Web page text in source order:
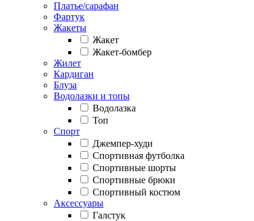
Платье/сарафан
Фартук
Жакеты
Жакет
Жакет-бомбер
Жилет
Кардиган
Блуза
Водолазки и топы
Водолазка
Топ
Спорт
Джемпер-худи
Спортивная футболка
Спортивные шорты
Спортивные брюки
Спортивный костюм
Аксессуары
Галстук